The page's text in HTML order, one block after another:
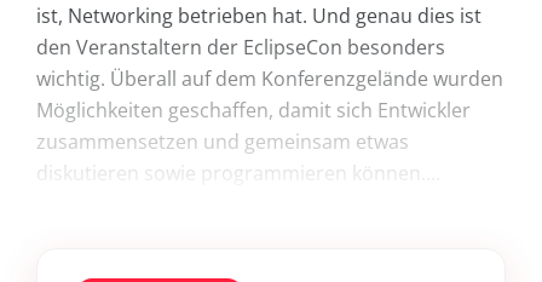
ist, Networking betrieben hat. Und genau dies ist
den Veranstaltern der EclipseCon besonders
wichtig. Überall auf dem Konferenzgelände wurden
Möglichkeiten geschaffen, damit sich Entwickler
zusammensetzen und gemeinsam etwas
diskutieren sowie programmieren können....